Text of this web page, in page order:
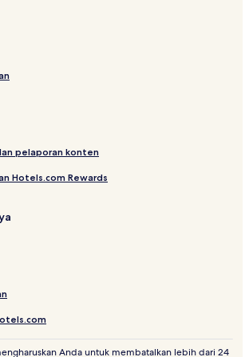
pelaporan konten
Hotels.com Rewards
Anda untuk membatalkan lebih dari 24